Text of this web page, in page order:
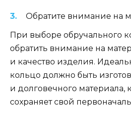
Обратите внимание на
При выборе обручального
обратить внимание на
и качество изделия.
кольцо должно быть
и долговечного материала,
сохраняет свой